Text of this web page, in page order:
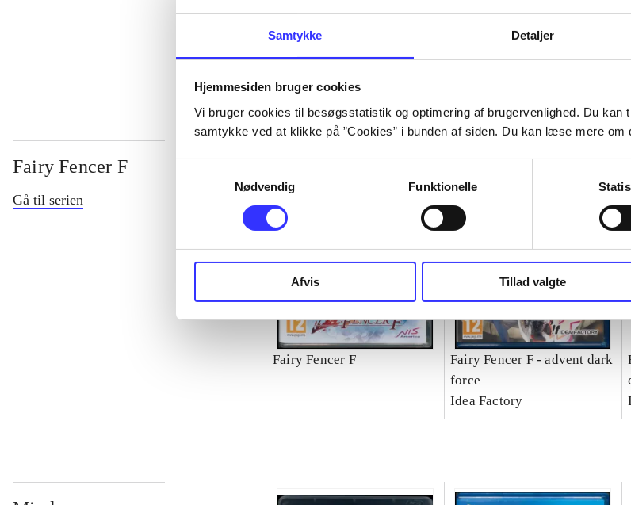
Samtykke Detaljer
Hjemmesiden bruger cookies
Vi bruger cookies til besøgsstatistik og optimering af brugervenlighed. Du
samtykke ved at klikke på ”Cookies” i bunden af siden. Du kan læse mere om
Nødvendig
Funktionelle
Afvis Tillad valgte
Fairy Fencer F
Gå til serien
Fairy Fencer F
Fairy Fencer F - advent dark
force
Idea Factory